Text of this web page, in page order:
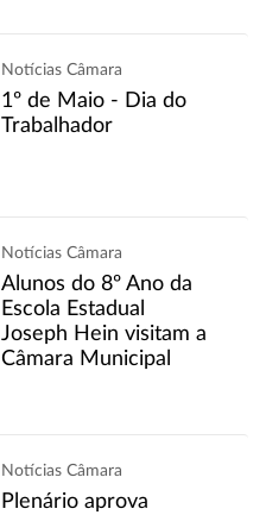
Notícias Câmara
1º de Maio - Dia do
Trabalhador
Notícias Câmara
Alunos do 8º Ano da
Escola Estadual
Joseph Hein visitam a
Câmara Municipal
Notícias Câmara
Plenário aprova